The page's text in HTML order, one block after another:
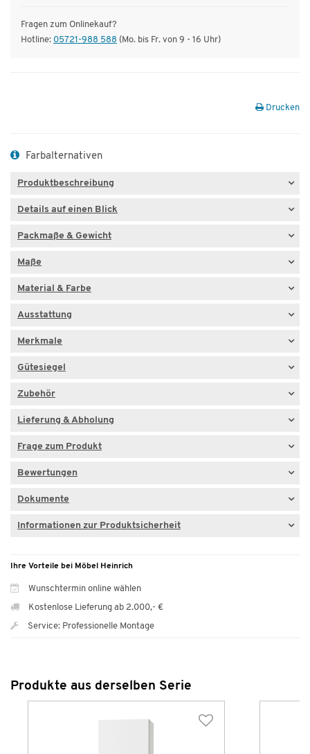
Fragen zum Onlinekauf?
Hotline: 05721-988 588 (Mo. bis Fr. von 9 - 16 Uhr)
Drucken
Farbalternativen
Produktbeschreibung
Details auf einen Blick
Packmaße & Gewicht
Maße
Material & Farbe
Ausstattung
Merkmale
Gütesiegel
Zubehör
Lieferung & Abholung
Frage zum Produkt
Bewertungen
Dokumente
Informationen zur Produktsicherheit
Ihre Vorteile bei Möbel Heinrich
Wunschtermin online wählen
Kostenlose Lieferung ab 2.000,- €
Service: Professionelle Montage
Produkte aus derselben Serie